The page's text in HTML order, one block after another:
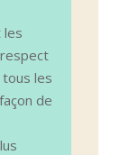
les
les
de